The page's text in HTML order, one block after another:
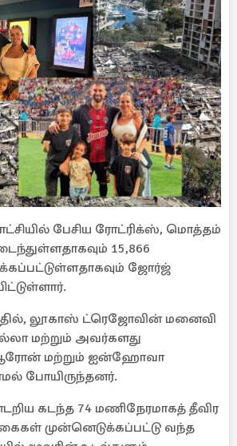
பேசிய ரோட்ரிக்ஸ், மொத்தம்
15,866
ஜோர்ஜ்
லூகாஸ் ட்ரெஜோவின் மனைவி
மற்றும் அவர்களது
மற்றும் ஐன்ஹோவா
போயிருந்தனர்.
கடந்த 74 மணிநேரமாகத் தீவிர
முன்னெடுக்கப்பட்டு வந்த